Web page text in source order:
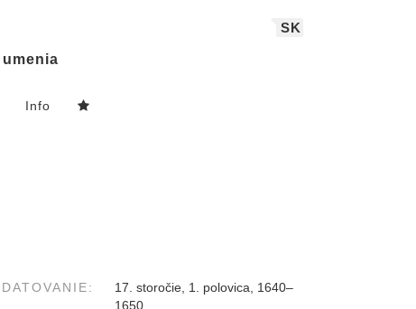
SK
umenia
Info
DATOVANIE:
17. storočie, 1. polovica, 1640–
1650